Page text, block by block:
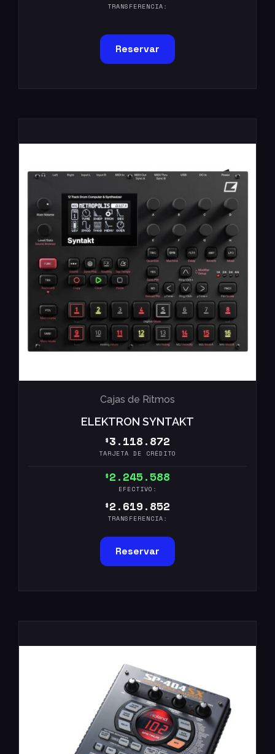
TRANSFERENCIA:
Reservar
Cajas de Ritmos
ELEKTRON SYNTAKT
$3.118.872
TARJETA DE CRÉDITO
$2.245.588
EFECTIVO:
$2.619.852
TRANSFERENCIA:
Reservar